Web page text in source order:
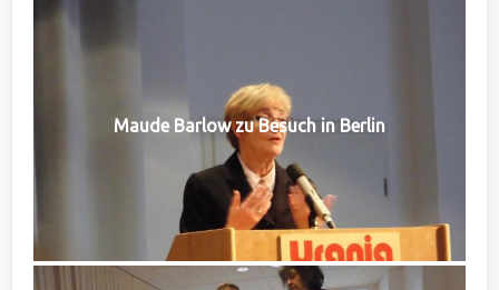
Maude Barlow zu Besuch in Berlin